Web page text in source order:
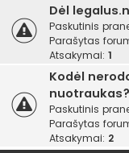
Dėl
Paskutinis
Parašytas
Atsakymai: 1
Kodėl
nuotraukas?
Paskutinis
Parašytas
Atsakymai: 2